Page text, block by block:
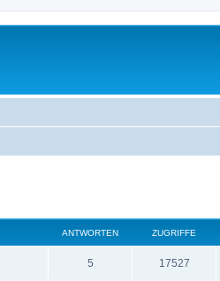
ANTWORTEN ZUGRIFFE
5 17527